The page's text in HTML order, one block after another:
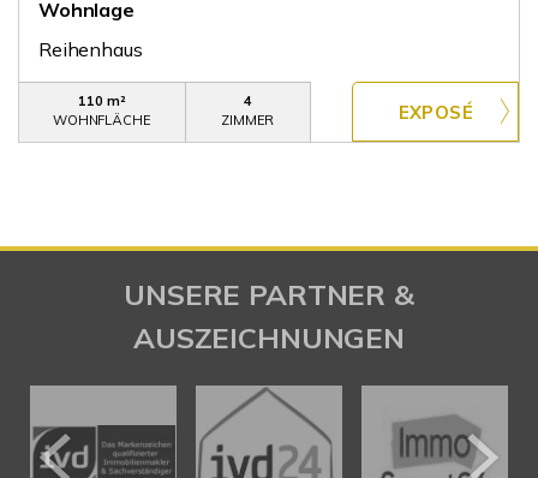
Wohnlage
Reihenhaus
110 m²
WOHNFLÄCHE
4
ZIMMER
UNSERE PARTNER &
AUSZEICHNUNGEN